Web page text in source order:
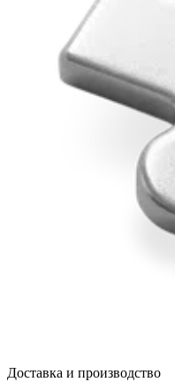
Доставка и производство